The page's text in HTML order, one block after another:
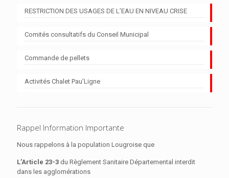
RESTRICTION DES USAGES DE L’EAU EN NIVEAU CRISE
Comités consultatifs du Conseil Municipal
Commande de pellets
Activités Chalet Pau’Ligne
Rappel Information Importante
Nous rappelons à la population Lougroise que
L’Article 23-3 du Règlement Sanitaire Départemental interdit
dans les agglomérations